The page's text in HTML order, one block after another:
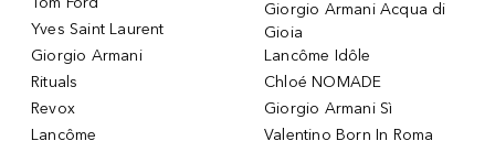
Yves Saint Laurent
Giorgio Armani
Rituals
Revox
Lancôme
Giorgio Armani Acqua di
Gioia
Lancôme Idôle
Chloé NOMADE
Giorgio Armani Sì
Valentino Born In Roma